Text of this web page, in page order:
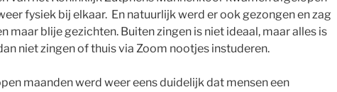
fysiek bij elkaar. En natuurlijk werd er ook gezongen en zag
maar blije gezichten. Buiten zingen is niet ideaal, maar alles is
niet zingen of thuis via Zoom nootjes instuderen.
maanden werd weer eens duidelijk dat mensen een